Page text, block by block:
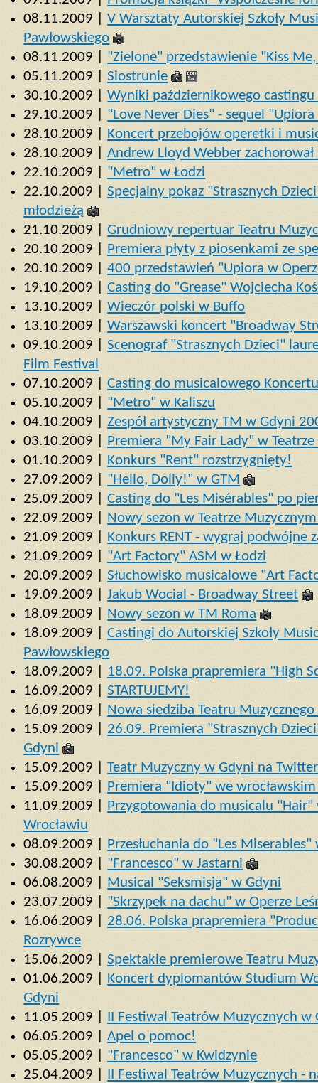
08.11.2009 |V Warsztaty Autorskiej Szkoły
Pawłowskiego
08.11.2009 | "Zielone" przedstawienie "Kiss
05.11.2009 |Siostrunie
30.10.2009 |Wyniki październikowego
29.10.2009 | "Love Never Dies" - sequel
28.10.2009 | Koncert przebojów operetki i
28.10.2009 |Andrew Lloyd Webber zachorował
22.10.2009 | "Metro" w Łodzi
22.10.2009 |Specjalny pokaz "Strasznych
młodzieżą
21.10.2009 |Grudniowy repertuar Teatru
20.10.2009 | Premiera płyty z piosenkami ze
20.10.2009 |400 przedstawień "Upiora w
19.10.2009 |Casting do "Grease" Wojciecha
13.10.2009 |Wieczór polski w Buffo
13.10.2009 |Warszawski koncert "Broadway
09.10.2009 |Scenograf "Strasznych Dzieci"
Film Festival
07.10.2009 |Casting do musicalowego
05.10.2009 | "Metro" w Kaliszu
04.10.2009 |Zespół artystyczny TM w Gdyni
03.10.2009 | Premiera "My Fair Lady" w
01.10.2009 | Konkurs "Rent" rozstrzygnięty!
27.09.2009 | "Hello, Dolly!" w GTM
25.09.2009 |Casting do "Les Misérables" po
22.09.2009 | Nowy sezon w Teatrze
21.09.2009 | Konkurs RENT - wygraj podwójne
21.09.2009 | "Art Factory" ASM w Łodzi
20.09.2009 |Słuchowisko musicalowe "Art
19.09.2009 |Jakub Wocial - Broadway Street
18.09.2009 | Nowy sezon w TM Roma
18.09.2009 |Castingi do Autorskiej Szkoły
Pawłowskiego
18.09.2009 | 18.09. Polska prapremiera "High
16.09.2009 |STARTUJEMY!
16.09.2009 | Nowa siedziba Teatru
15.09.2009 | 26.09. Premiera "Strasznych
Gdyni
15.09.2009 |Teatr Muzyczny w Gdyni na
15.09.2009 | Premiera "Idioty" we
11.09.2009 | Przygotowania do musicalu "Hair"
Wrocławiu
08.09.2009 | Przesłuchania do "Les Miserables"
30.08.2009 | "Francesco" w Jastarni
06.08.2009 | Musical "Seksmisja" w Gdyni
23.07.2009 | "Skrzypek na dachu" w Operze
16.06.2009 | 28.06. Polska prapremiera
Rozrywce
15.06.2009 |Spektakle premierowe Teatru
01.06.2009 | Koncert dyplomantów Studium
Gdyni
11.05.2009 | II Festiwal Teatrów Muzycznych
06.05.2009 |Apel o pomoc!
05.05.2009 | "Francesco" w Kwidzynie
25.04.2009 | II Festiwal Teatrów Muzycznych -